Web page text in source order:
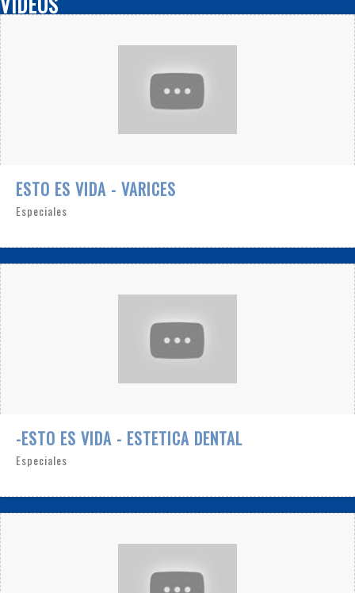
ESTO ES VIDA - VARICES
Especiales
-ESTO ES VIDA - ESTETICA DENTAL
Especiales